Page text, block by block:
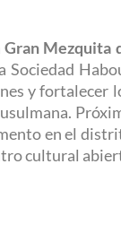
Gran Mezquita
Sociedad
y fortalecer
en el
cultural